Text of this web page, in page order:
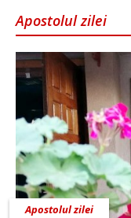
Apostolul zilei
Apostolul zilei